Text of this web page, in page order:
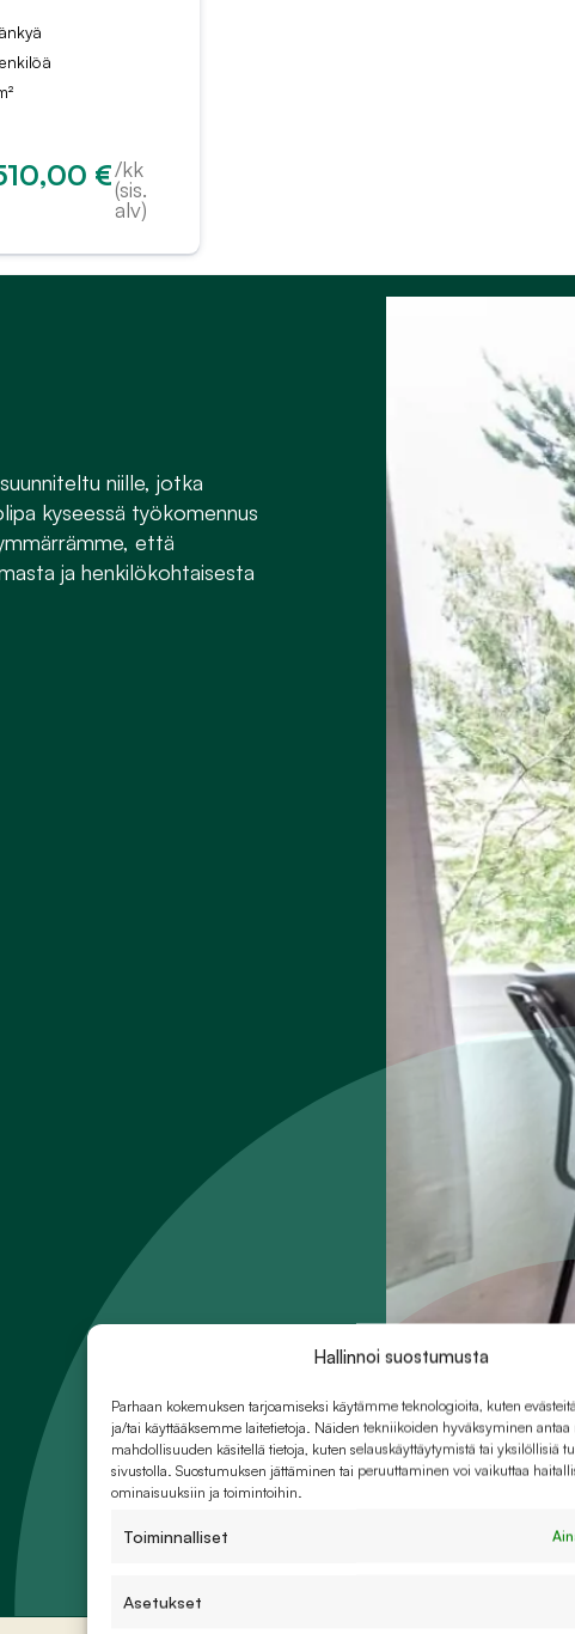
Hallinnoi suostumusta
Parhaan kokemuksen tarjoamiseksi käytämme teknologioita, kuten
ja/tai käyttääksemme laitetietoja. Näiden tekniikoiden hyväksyminen antaa
mahdollisuuden käsitellä tietoja, kuten selauskäyttäytymistä tai yksilöllisiä
sivustolla. Suostumuksen jättäminen tai peruuttaminen voi vaikuttaa
ominaisuuksiin ja toimintoihin.
Toiminnalliset
Asetukset
€/kk
(sis.
alv)
niille, jotka
kyseessä työkomennus
että
ja henkilökohtaisesta